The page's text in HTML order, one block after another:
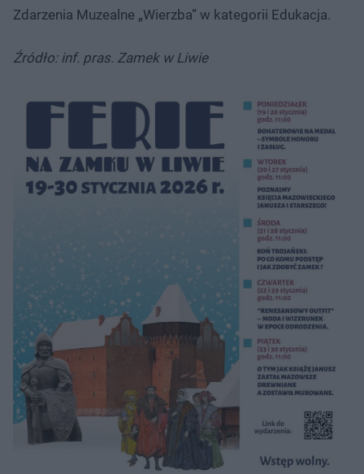
Zdarzenia Muzealne „Wierzba” w kategorii Edukacja.
Źródło: inf. pras. Zamek w Liwie